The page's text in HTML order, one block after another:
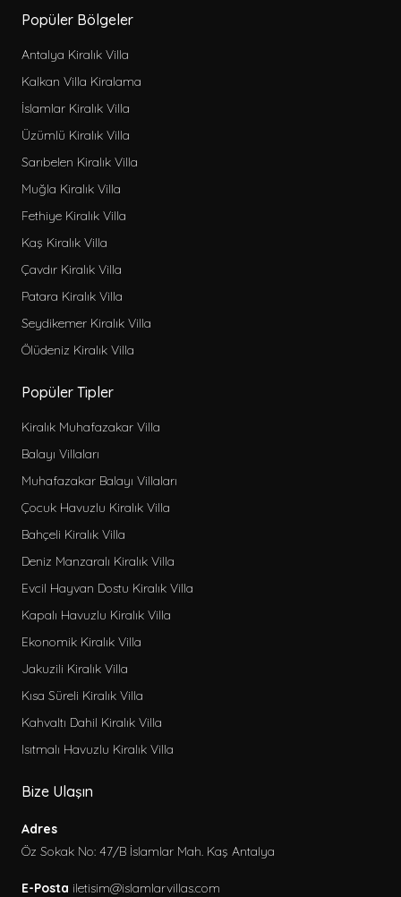
Popüler Bölgeler
Antalya Kiralık Villa
Kalkan Villa Kiralama
İslamlar Kiralık Villa
Üzümlü Kiralık Villa
Sarıbelen Kiralık Villa
Muğla Kiralık Villa
Fethiye Kiralık Villa
Kaş Kiralık Villa
Çavdır Kiralık Villa
Patara Kiralık Villa
Seydikemer Kiralık Villa
Ölüdeniz Kiralık Villa
Popüler Tipler
Kiralık Muhafazakar Villa
Balayı Villaları
Muhafazakar Balayı Villaları
Çocuk Havuzlu Kiralık Villa
Bahçeli Kiralık Villa
Deniz Manzaralı Kiralık Villa
Evcil Hayvan Dostu Kiralık Villa
Kapalı Havuzlu Kiralık Villa
Ekonomik Kiralık Villa
Jakuzili Kiralık Villa
Kısa Süreli Kiralık Villa
Kahvaltı Dahil Kiralık Villa
Isıtmalı Havuzlu Kiralık Villa
Bize Ulaşın
Adres
Öz Sokak No: 47/B İslamlar Mah. Kaş Antalya
E-Posta iletisim@islamlarvillas.com